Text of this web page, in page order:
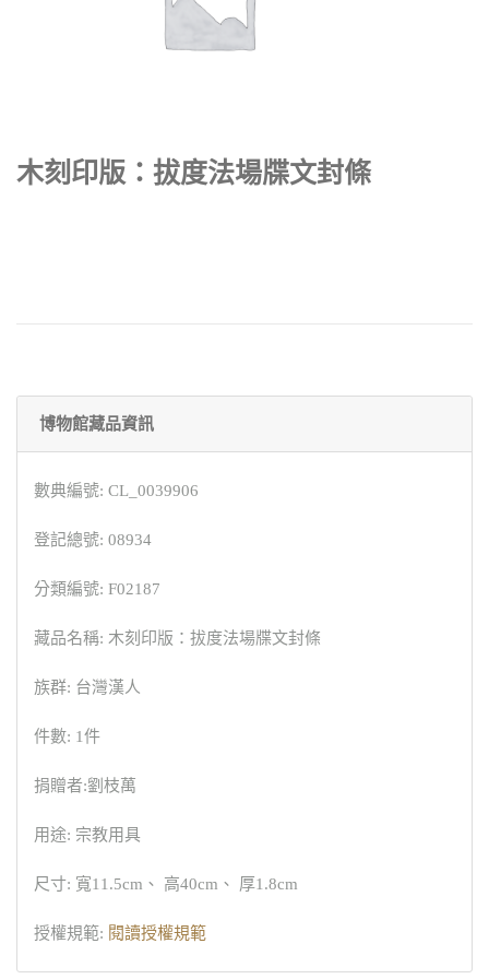
木刻印版：拔度法場牒文封條
博物館藏品資訊
數典編號: CL_0039906
登記總號: 08934
分類編號: F02187
藏品名稱: 木刻印版：拔度法場牒文封條
族群: 台灣漢人
件數: 1件
捐贈者:劉枝萬
用途: 宗教用具
尺寸: 寬11.5cm、 高40cm、 厚1.8cm
授權規範: 閱讀授權規範